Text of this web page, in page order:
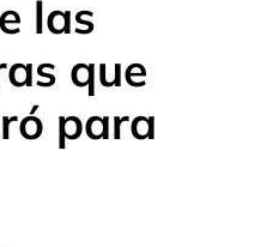
las
que
para